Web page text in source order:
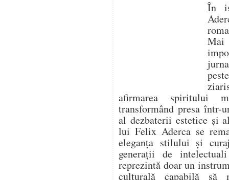
În
Mai
afirmarea spiritului
transformând presa
al dezbaterii estetice și
lui Felix Aderca se
eleganța stilului și
generații de
reprezintă doar un
culturală capabilă să